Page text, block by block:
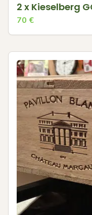
2 x Kieselberg
70 €